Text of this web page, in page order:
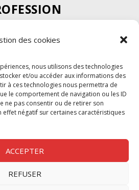
des cookies
nous utilisons des technologies
et/ou accéder aux informations des
à ces technologies nous permettra de
le comportement de navigation ou les ID
ne pas consentir ou de retirer son
effet négatif sur certaines caractéristiques
ACCEPTER
REFUSER
visuel